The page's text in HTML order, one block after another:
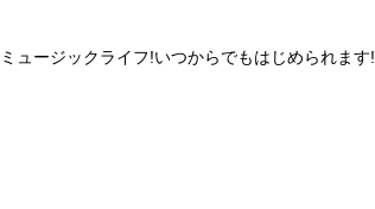
ュージックライフ!いつからでもはじめられます!